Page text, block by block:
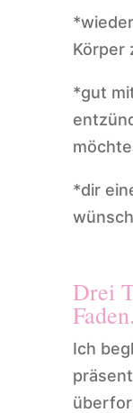
Körper
*gut
*dir
Drei
Ich